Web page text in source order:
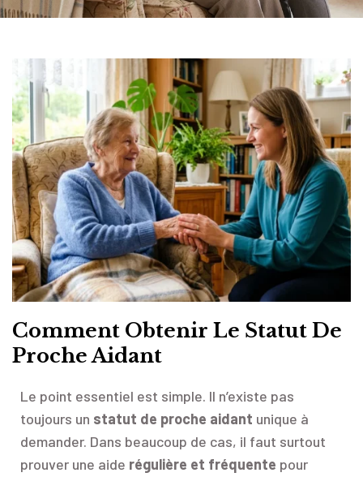
Comment Obtenir Le Statut De
Proche Aidant
Le point essentiel est simple. Il n’existe pas
toujours un statut de proche aidant unique à
demander. Dans beaucoup de cas, il faut surtout
prouver une aide régulière et fréquente pour